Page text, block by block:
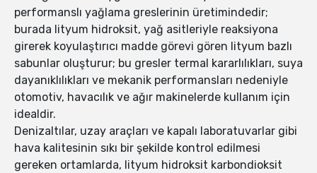
performanslı yağlama greslerinin üretimindedir;
burada lityum hidroksit, yağ asitleriyle reaksiyona
girerek koyulaştırıcı madde görevi gören lityum bazlı
sabunlar oluşturur; bu gresler termal kararlılıkları, suya
dayanıklılıkları ve mekanik performansları nedeniyle
otomotiv, havacılık ve ağır makinelerde kullanım için
idealdir.
Denizaltılar, uzay araçları ve kapalı laboratuvarlar gibi
hava kalitesinin sıkı bir şekilde kontrol edilmesi
gereken ortamlarda, lityum hidroksit karbondioksit